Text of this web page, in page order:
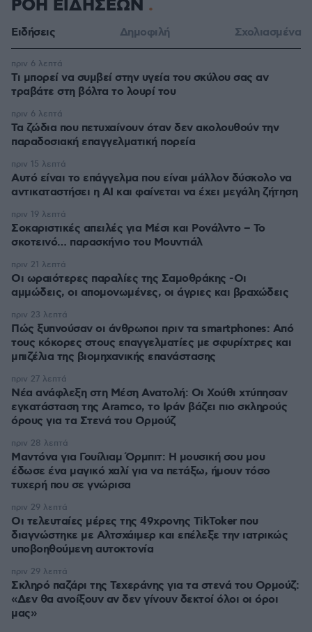
ΡΟΗ ΕΙΔΗΣΕΩΝ
Ειδήσεις Δημοφιλή Σχολιασμένα
Τι μπορεί να συμβεί στην υγεία του σκύλου σας αν
τραβάτε στη βόλτα το λουρί του
πριν 6 λεπτά
Τα ζώδια που πετυχαίνουν όταν δεν ακολουθούν την
παραδοσιακή επαγγελματική πορεία
πριν 6 λεπτά
Αυτό είναι το επάγγελμα που είναι μάλλον δύσκολο να
αντικαταστήσει η AI και φαίνεται να έχει μεγάλη ζήτηση
πριν 15 λεπτά
Σοκαριστικές απειλές για Μέσι και Ρονάλντο – Το
σκοτεινό… παρασκήνιο του Μουντιάλ
πριν 19 λεπτά
Οι ωραιότερες παραλίες της Σαμοθράκης -Οι
αμμώδεις, οι απομονωμένες, οι άγριες και βραχώδεις
πριν 21 λεπτά
Πώς ξυπνούσαν οι άνθρωποι πριν τα smartphones: Από
τους κόκορες στους επαγγελματίες με σφυρίχτρες και
μπιζέλια της βιομηχανικής επανάστασης
πριν 23 λεπτά
Νέα ανάφλεξη στη Μέση Ανατολή: Οι Χούθι χτύπησαν
εγκατάσταση της Aramco, το Ιράν βάζει πιο σκληρούς
όρους για τα Στενά του Ορμούζ
πριν 27 λεπτά
Μαντόνα για Γουίλιαμ Όρμπιτ: Η μουσική σου μου
έδωσε ένα μαγικό χαλί για να πετάξω, ήμουν τόσο
τυχερή που σε γνώρισα
πριν 28 λεπτά
Οι τελευταίες μέρες της 49χρονης TikToker που
διαγνώστηκε με Αλτσχάιμερ και επέλεξε την ιατρικώς
υποβοηθούμενη αυτοκτονία
πριν 29 λεπτά
Σκληρό παζάρι της Τεχεράνης για τα στενά του Ορμούζ:
«Δεν θα ανοίξουν αν δεν γίνουν δεκτοί όλοι οι όροι
μας»
πριν 29 λεπτά